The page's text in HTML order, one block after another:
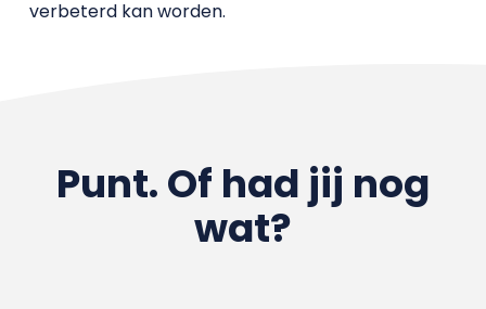
verbeterd kan worden.
Punt. Of had jij nog
wat?